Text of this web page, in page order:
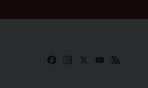
FacebookInstagramYouTube